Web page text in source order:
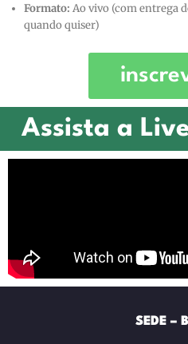
Formato: Ao vivo (com entrega
quando quiser)
Assista a
SEDE –